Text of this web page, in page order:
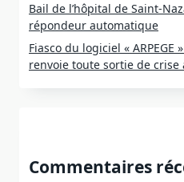
Bail de l’hôpital de Saint-
répondeur automatique
Fiasco du logiciel « ARPEGE
renvoie toute sortie de
Commentaires